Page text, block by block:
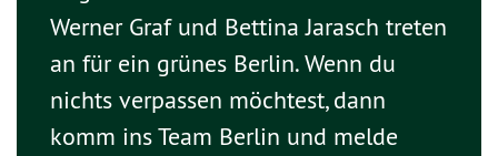
Werner Graf und Bettina Jarasch treten
an für ein grünes Berlin. Wenn du
nichts verpassen möchtest, dann
komm ins Team Berlin und melde